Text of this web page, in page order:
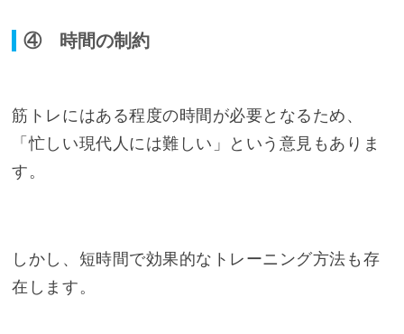
④ 時間の制約
筋トレにはある程度の時間が必要となるため、
「忙しい現代人には難しい」という意見もありま
す。
しかし、短時間で効果的なトレーニング方法も存
在します。